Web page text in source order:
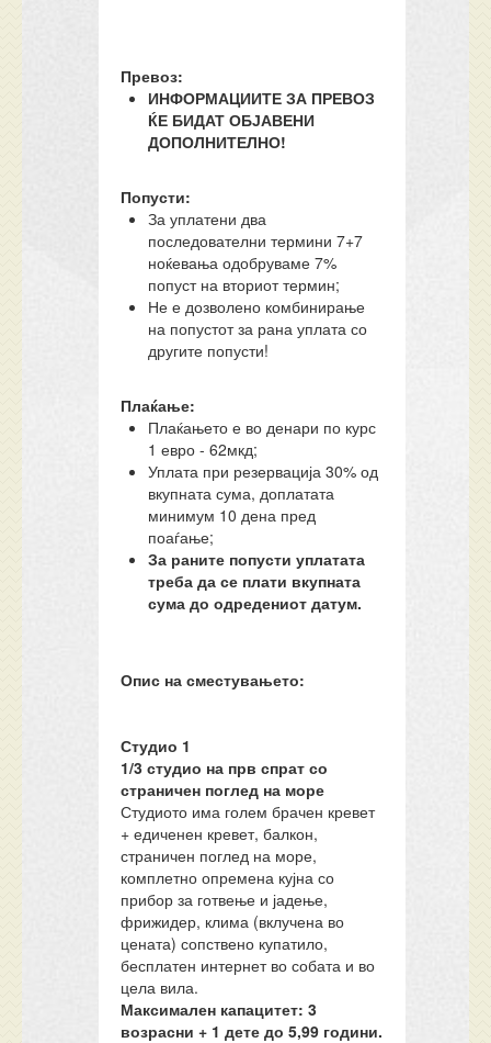
Превоз:
ИНФОРМАЦИИТЕ ЗА ПРЕВОЗ
ЌЕ БИДАТ ОБЈАВЕНИ
ДОПОЛНИТЕЛНО!
Попусти:
За уплатени два
последователни термини 7+7
ноќевања одобруваме 7%
попуст на вториот термин;
Не е дозволено комбинирање
на попустот за рана уплата со
другите попусти!
Плаќање:
Плаќањето е во денари по курс
1 евро - 62мкд;
Уплата при резервација 30% од
вкупната сума, доплатата
минимум 10 дена пред
поаѓање;
За раните попусти уплатата
треба да се плати вкупната
сума до одредениот датум.
Опис на сместувањето:
Студио 1
1/3 студио на прв спрат со
страничен поглед на море
Студиото има голем брачен кревет
+ едиченен кревет, балкон,
страничен поглед на море,
комплетно опремена кујна со
прибор за готвење и јадење,
фрижидер, клима (вклучена во
цената) сопствено купатило,
бесплатен интернет во собата и во
цела вила.
Максимален капацитет: 3
возрасни + 1 дете до 5,99 години.